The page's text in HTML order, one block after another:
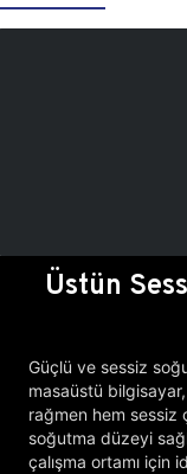
Üstün
Güçlü ve sessiz
masaüstü
rağmen hem sessiz
soğutma düzeyi
çalışma ortamı için